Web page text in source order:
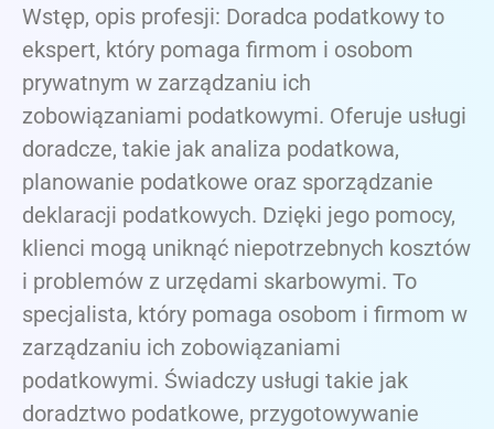
Wstęp, opis profesji: Doradca podatkowy to
ekspert, który pomaga firmom i osobom
prywatnym w zarządzaniu ich
zobowiązaniami podatkowymi. Oferuje usługi
doradcze, takie jak analiza podatkowa,
planowanie podatkowe oraz sporządzanie
deklaracji podatkowych. Dzięki jego pomocy,
klienci mogą uniknąć niepotrzebnych kosztów
i problemów z urzędami skarbowymi. To
specjalista, który pomaga osobom i firmom w
zarządzaniu ich zobowiązaniami
podatkowymi. Świadczy usługi takie jak
doradztwo podatkowe, przygotowywanie